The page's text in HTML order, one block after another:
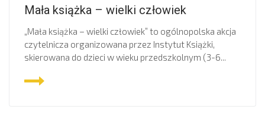
Mała książka – wielki człowiek
„Mała książka – wielki człowiek” to ogólnopolska akcja
czytelnicza organizowana przez Instytut Książki,
skierowana do dzieci w wieku przedszkolnym (3-6...